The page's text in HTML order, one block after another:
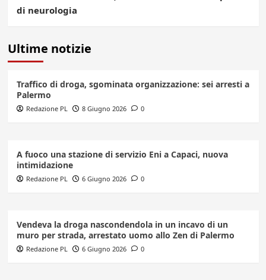
di neurologia
Ultime notizie
Traffico di droga, sgominata organizzazione: sei arresti a
Palermo
Redazione PL 8 Giugno 2026 0
A fuoco una stazione di servizio Eni a Capaci, nuova
intimidazione
Redazione PL 6 Giugno 2026 0
Vendeva la droga nascondendola in un incavo di un
muro per strada, arrestato uomo allo Zen di Palermo
Redazione PL 6 Giugno 2026 0